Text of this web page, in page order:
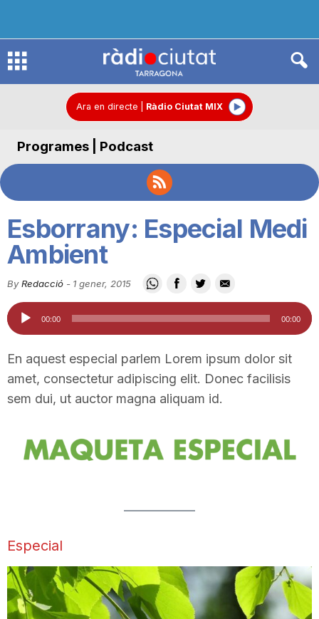
R
d
C
i
u
e
Ara en directe Ràdio Ciutat MIX
Programes | Podcast
Esborrany: Especial Medi
Ambient
By Redacció - 1 gener, 2015
Reproductor
d'àudio
00:00 00:00
En aquest especial parlem Lorem ipsum dolor sit
amet, consectetur adipiscing elit. Donec facilisis
sem dui, ut auctor magna aliquam id.
Especial